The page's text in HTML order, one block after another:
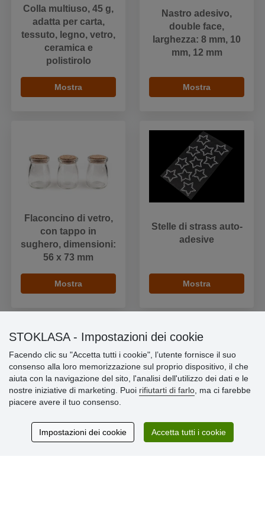
Colla multiuso, 45 g,
adatta per carta,
tessuto, legno, vetro,
ceramica e
polistirolo
Mostra
Nastro adesivo,
double face,
larghezza: 8 mm, 10
mm, 12 mm
Mostra
Flaconcino di vetro,
con tappo in
sughero, dimensioni:
56 x 73 mm
Mostra
Stelle di strass auto-
adesive
Mostra
Informazioni importanti
» Impostazioni dei cookie
» Termini & Condizioni
» Informativa sulla Privacy
» Garanzia e resi
» Programma fedeltà
STOKLASA - Impostazioni dei cookie
Facendo clic su "Accetta tutti i cookie", l’utente fornisce il suo
consenso alla loro memorizzazione sul proprio dispositivo, il che
aiuta con la navigazione del sito, l'analisi dell'utilizzo dei dati e le
nostre iniziative di marketing. Puoi rifiutarti di farlo , ma ci farebbe
piacere avere il tuo consenso.
Impostazioni dei cookie Accetta tutti i cookie